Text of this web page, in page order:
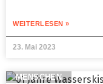
WEITERLESEN »
23. Mai 2023
MENSCHEN